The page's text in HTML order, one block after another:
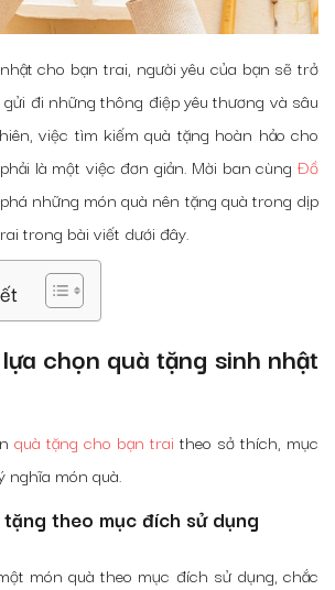
cho bạn trai, người yêu của bạn sẽ trở
đi những thông điệp yêu thương và sâu
việc tìm kiếm quà tặng hoàn hảo cho
là một việc đơn giản. Mời ban cùng Đồ
những món quà nên tặng quà trong dịp
trong bài viết dưới đây.
chọn quà tặng sinh nhật
quà tặng cho bạn trai theo sở thích, mục
nghĩa món quà.
tặng theo mục đích sử dụng
món quà theo mục đích sử dụng, chắc